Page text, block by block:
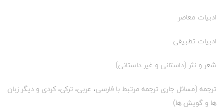
ادبیات معاصر
ادبیات تطبیقی
شعر و نثر (داستانی و غیر داستانی)
ترجمه (مسائل جاری ترجمه مرتبط با فارسی، عربی، ترکی، کردی و دیگر زبان
ها و گویش ها)